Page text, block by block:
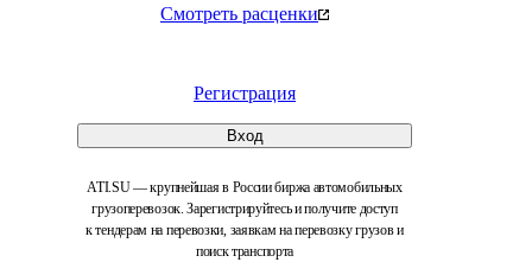
Смотреть расценки
Регистрация
Вход
ATI.SU — крупнейшая в России биржа автомобильных
грузоперевозок. Зарегистрируйтесь и получите доступ
к тендерам на перевозки, заявкам на перевозку грузов и
поиск транспорта